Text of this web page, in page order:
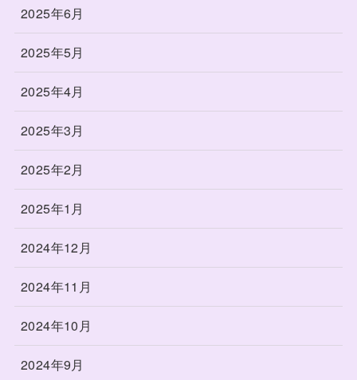
2025年6月
2025年5月
2025年4月
2025年3月
2025年2月
2025年1月
2024年12月
2024年11月
2024年10月
2024年9月